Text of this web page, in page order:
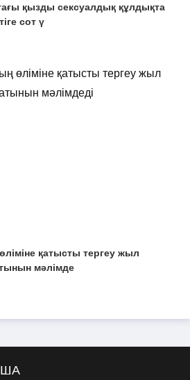
қызды сексуалдық құлдықта
сот ү
қатысты тергеу жыл
мәлімде